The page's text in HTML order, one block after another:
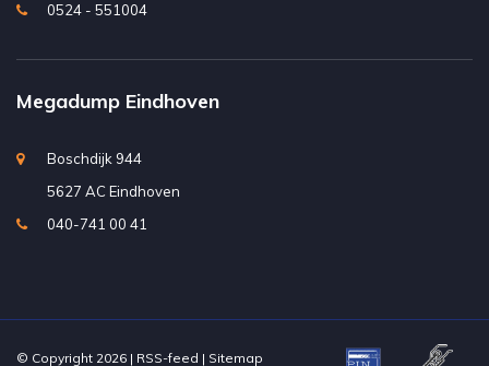
0524 - 551004
Megadump Eindhoven
Boschdijk 944
5627 AC Eindhoven
040-741 00 41
© Copyright 2026 | RSS-feed | Sitemap